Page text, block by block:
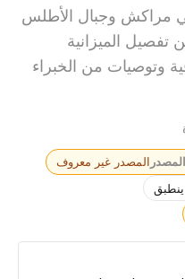
مراكش وجبال الأطلس
الميزانية
وتوصيات من الخبراء
المصدر غير معروف
ينطبق